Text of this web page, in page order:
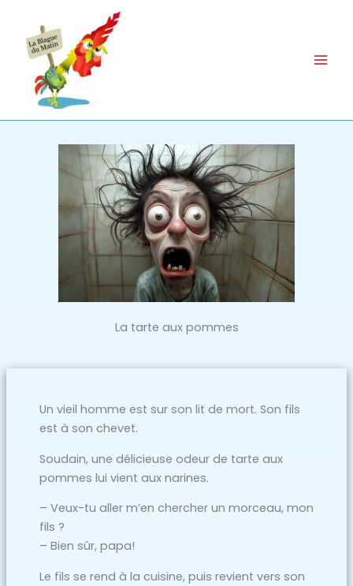
contenu
La tarte aux pommes
Un vieil homme est sur son lit de mort. Son fils
est à son chevet.
Soudain, une délicieuse odeur de tarte aux
pommes lui vient aux narines.
– Veux-tu aller m’en chercher un morceau, mon
fils ?
– Bien sûr, papa!
Le fils se rend à la cuisine, puis revient vers son